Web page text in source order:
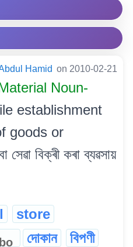
Hamid on 2010-02-21
Noun-
establishment
goods or
বিক্ৰী কৰা ব্যৱসায়
store
bo দোকান বিপণী